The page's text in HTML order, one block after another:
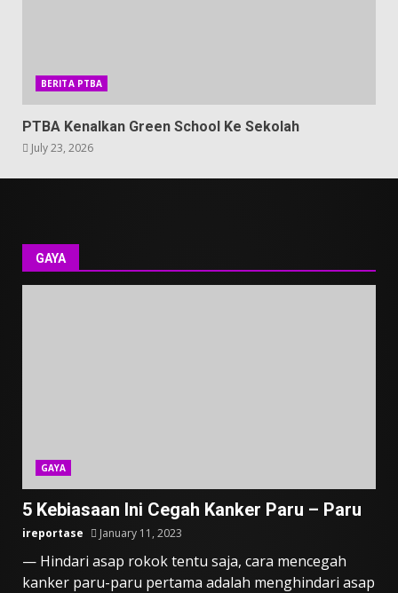
BERITA PTBA
PTBA Kenalkan Green School Ke Sekolah
July 23, 2026
GAYA
GAYA
5 Kebiasaan Ini Cegah Kanker Paru – Paru
ireportase January 11, 2023
— Hindari asap rokok tentu saja, cara mencegah
kanker paru-paru pertama adalah menghindari asap